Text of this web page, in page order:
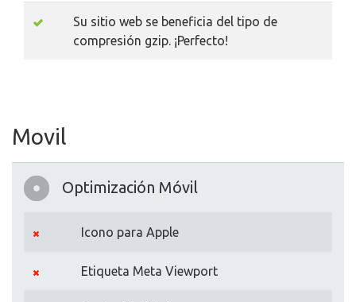
Su sitio web se beneficia del tipo de
compresión gzip. ¡Perfecto!
Movil
Optimización Móvil
Icono para Apple
Etiqueta Meta Viewport